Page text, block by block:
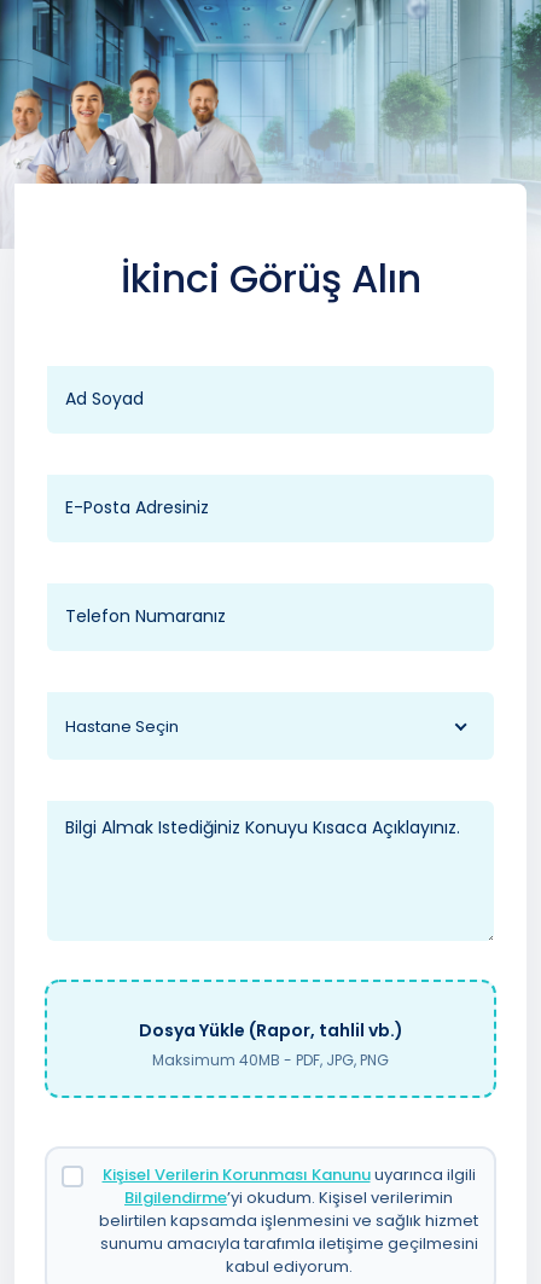
İkinci Görüş Alın
Hastane Seçin
Dosya Yükle (Rapor, tahlil vb.)
Maksimum 40MB - PDF, JPG, PNG
Kişisel Verilerin Korunması Kanunuuyarınca ilgili
Bilgilendirme’yi okudum. Kişisel verilerimin
belirtilen kapsamda işlenmesini ve sağlık hizmet
sunumu amacıyla tarafımla iletişime geçilmesini
kabul ediyorum.